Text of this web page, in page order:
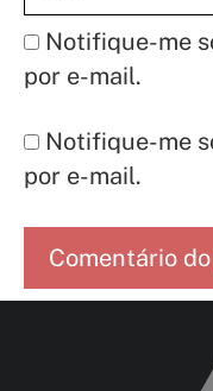
Notifique-me
por e-mail.
Notifique-me
por e-mail.